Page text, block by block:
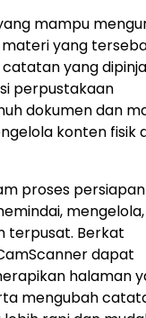
mampu
yang
catatan yang
perpustakaan
dokumen dan
konten fisik
proses
terpusat. Berkat
dapat
halaman
mengubah